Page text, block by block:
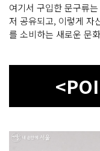
여기서 구입한 문구류
저 공유되고, 이렇게 자
를 소비하는 새로운 문